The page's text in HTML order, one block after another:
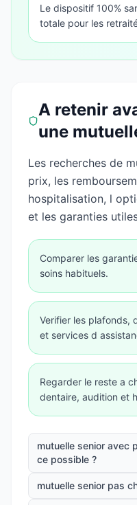
Le dispositif 100%
totale pour les
A retenir
une
Les recherches de
prix, les
hospitalisation, l
et les garanties
Comparer les
soins habituels.
Verifier les plafonds,
et services d
Regarder le reste a
dentaire, audition et
mutuelle senior avec
ce possible ?
mutuelle senior pas